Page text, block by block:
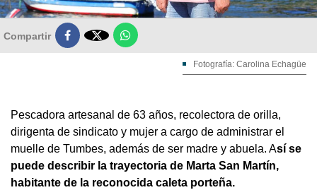
Compartir 
Fotografía: Carolina Echagüe
Pescadora artesanal de 63 años, recolectora de orilla,
dirigenta de sindicato y mujer a cargo de administrar el
muelle de Tumbes, además de ser madre y abuela. Así se
puede describir la trayectoria de Marta San Martín,
habitante de la reconocida caleta porteña.